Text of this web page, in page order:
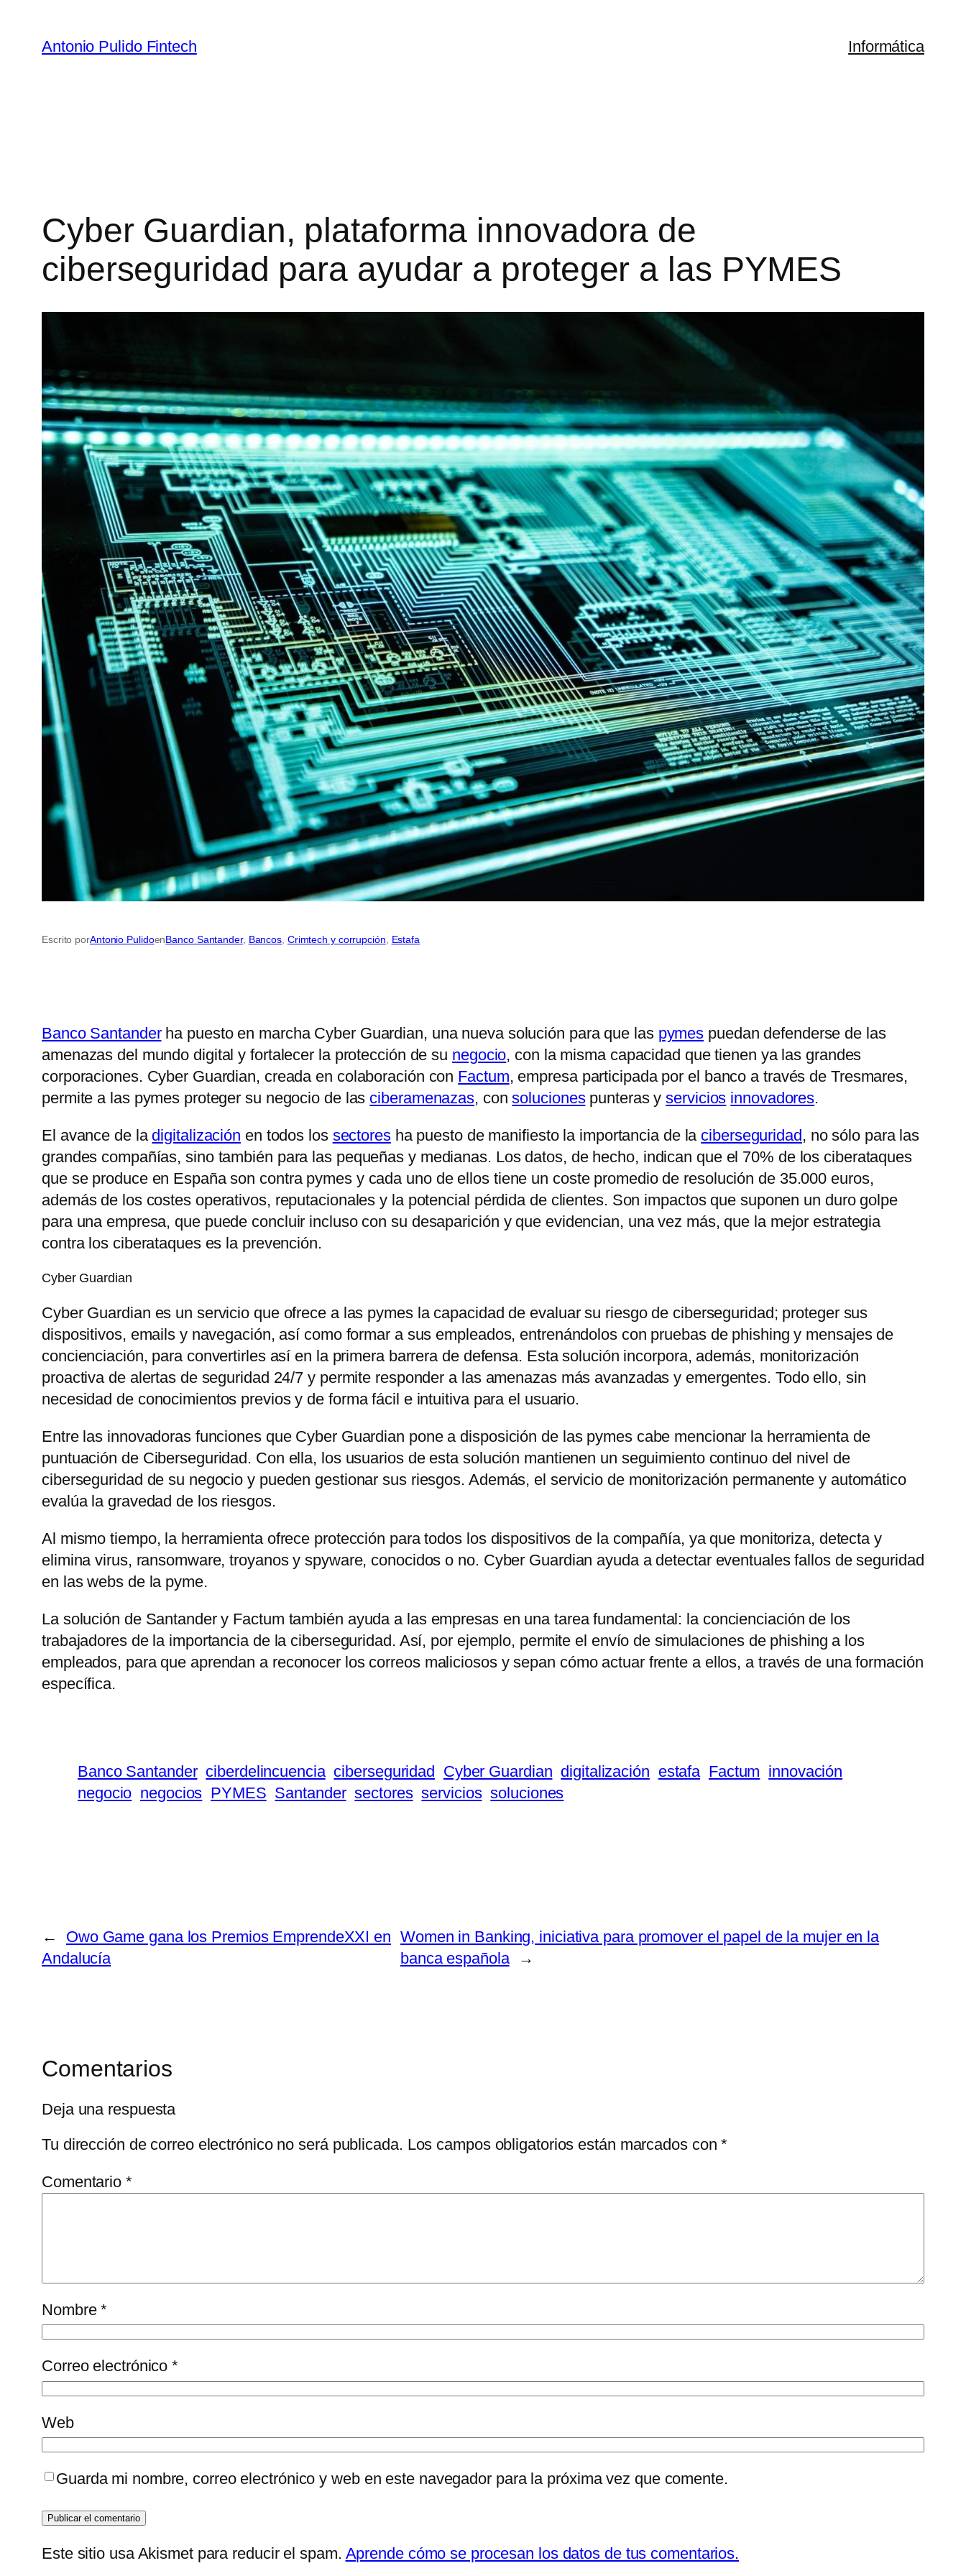
Antonio Pulido Fintech Informática
Cyber Guardian, plataforma innovadora de
ciberseguridad para ayudar a proteger a las PYMES
Escrito porAntonio PulidoenBanco Santander, Bancos Crimtech y corrupción Estafa
Banco Santanderha puesto en marcha Cyber Guardian, una nueva solución para que las pymes puedan defenderse de las
amenazas del mundo digital y fortalecer la protección de su negocio, con la misma capacidad que tienen ya las grandes
corporaciones. Cyber Guardian, creada en colaboración con Factum, empresa participada por el banco a través de Tresmares,
permite a las pymes proteger su negocio de las ciberamenazas, consolucionespunteras yservicios innovadores.
El avance de la digitalización en todos los sectoresha puesto de manifiesto la importancia de la ciberseguridad, no sólo para las
grandes compañías, sino también para las pequeñas y medianas. Los datos, de hecho, indican que el 70% de los ciberataques
que se produce en España son contra pymes y cada uno de ellos tiene un coste promedio de resolución de 35.000 euros,
además de los costes operativos, reputacionales y la potencial pérdida de clientes. Son impactos que suponen un duro golpe
para una empresa, que puede concluir incluso con su desaparición y que evidencian, una vez más, que la mejor estrategia
contra los ciberataques es la prevención.
Cyber Guardian
Cyber Guardian es un servicio que ofrece a las pymes la capacidad de evaluar su riesgo de ciberseguridad; proteger sus
dispositivos, emails y navegación, así como formar a sus empleados, entrenándolos con pruebas de phishing y mensajes de
concienciación, para convertirles así en la primera barrera de defensa. Esta solución incorpora, además, monitorización
proactiva de alertas de seguridad 24/7 y permite responder a las amenazas más avanzadas y emergentes. Todo ello, sin
necesidad de conocimientos previos y de forma fácil e intuitiva para el usuario.
Entre las innovadoras funciones que Cyber Guardian pone a disposición de las pymes cabe mencionar la herramienta de
puntuación de Ciberseguridad. Con ella, los usuarios de esta solución mantienen un seguimiento continuo del nivel de
ciberseguridad de su negocio y pueden gestionar sus riesgos. Además, el servicio de monitorización permanente y automático
evalúa la gravedad de los riesgos.
Al mismo tiempo, la herramienta ofrece protección para todos los dispositivos de la compañía, ya que monitoriza, detecta y
elimina virus, ransomware, troyanos y spyware, conocidos o no. Cyber Guardian ayuda a detectar eventuales fallos de seguridad
en las webs de la pyme.
La solución de Santander y Factum también ayuda a las empresas en una tarea fundamental: la concienciación de los
trabajadores de la importancia de la ciberseguridad. Así, por ejemplo, permite el envío de simulaciones de phishing a los
empleados, para que aprendan a reconocer los correos maliciosos y sepan cómo actuar frente a ellos, a través de una formación
específica.
Banco Santander ciberdelincuencia ciberseguridad Cyber Guardian digitalización estafa Factum innovación
negocio negocios PYMES Santander sectores servicios soluciones
←
Owo Game gana los Premios EmprendeXXI en
Andalucía
Women in Banking, iniciativa para promover el papel de la mujer en la
banca española
→
Comentarios
Deja una respuesta
Tu dirección de correo electrónico no será publicada. Los campos obligatorios están marcados con*
Comentario *
Nombre*
Correo electrónico*
Web
Guarda mi nombre, correo electrónico y web en este navegador para la próxima vez que comente.
Este sitio usa Akismet para reducir el spam. Aprende cómo se procesan los datos de tus comentarios.